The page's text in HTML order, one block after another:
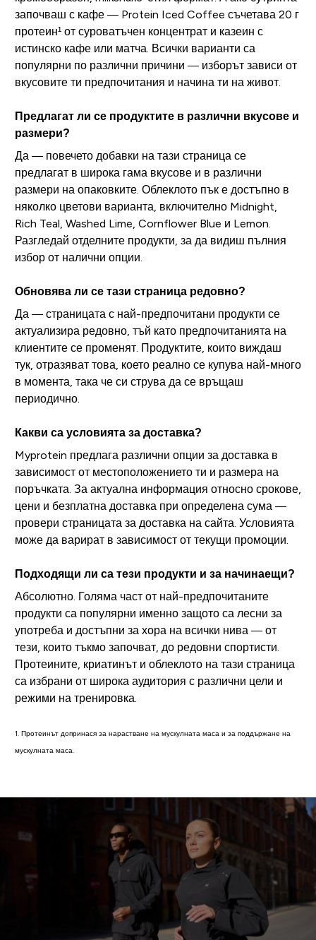
започваш с кафе — Protein Iced Coffee съчетава 20 г
протеин¹ от суроватъчен концентрат и казеин с
истинско кафе или матча. Всички варианти са
популярни по различни причини — изборът зависи от
вкусовите ти предпочитания и начина ти на живот.
Предлагат ли се продуктите в различни вкусове и
размери?
Да — повечето добавки на тази страница се
предлагат в широка гама вкусове и в различни
размери на опаковките. Облеклото пък е достъпно в
няколко цветови варианта, включително Midnight,
Rich Teal, Washed Lime, Cornflower Blue и Lemon.
Разгледай отделните продукти, за да видиш пълния
избор от налични опции.
Обновява ли се тази страница редовно?
Да — страницата с най-предпочитани продукти се
актуализира редовно, тъй като предпочитанията на
клиентите се променят. Продуктите, които виждаш
тук, отразяват това, което реално се купува най-много
в момента, така че си струва да се връщаш
периодично.
Какви са условията за доставка?
Myprotein предлага различни опции за доставка в
зависимост от местоположението ти и размера на
поръчката. За актуална информация относно срокове,
цени и безплатна доставка при определена сума —
провери страницата за доставка на сайта. Условията
може да варират в зависимост от текущи промоции.
Подходящи ли са тези продукти и за начинаещи?
Абсолютно. Голяма част от най-предпочитаните
продукти са популярни именно защото са лесни за
употреба и достъпни за хора на всички нива — от
тези, които тъкмо започват, до редовни спортисти.
Протеините, криатинът и облеклото на тази страница
са избрани от широка аудитория с различни цели и
режими на тренировка.
1. Протеинът допринася за нарастване на мускулната маса и за поддържане на
мускулната маса.